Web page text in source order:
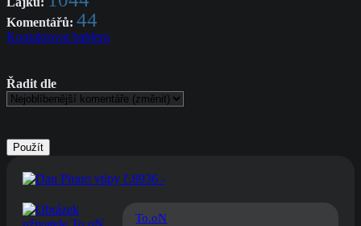
Komentářů: 44
Kontaktovat bablera
Řadit dle
Použít
To.oN